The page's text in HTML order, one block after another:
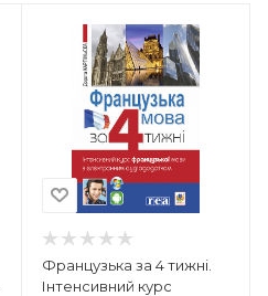
Французька за 4 тижні.
Інтенсивний курс